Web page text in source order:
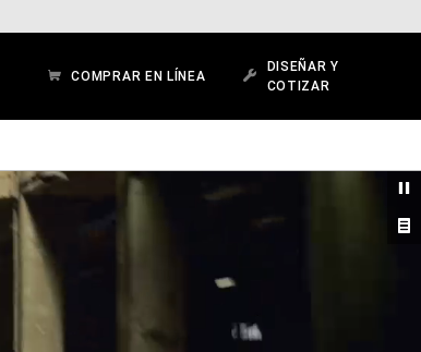
COMPRAR EN LÍNEA
DISEÑAR Y
COTIZAR